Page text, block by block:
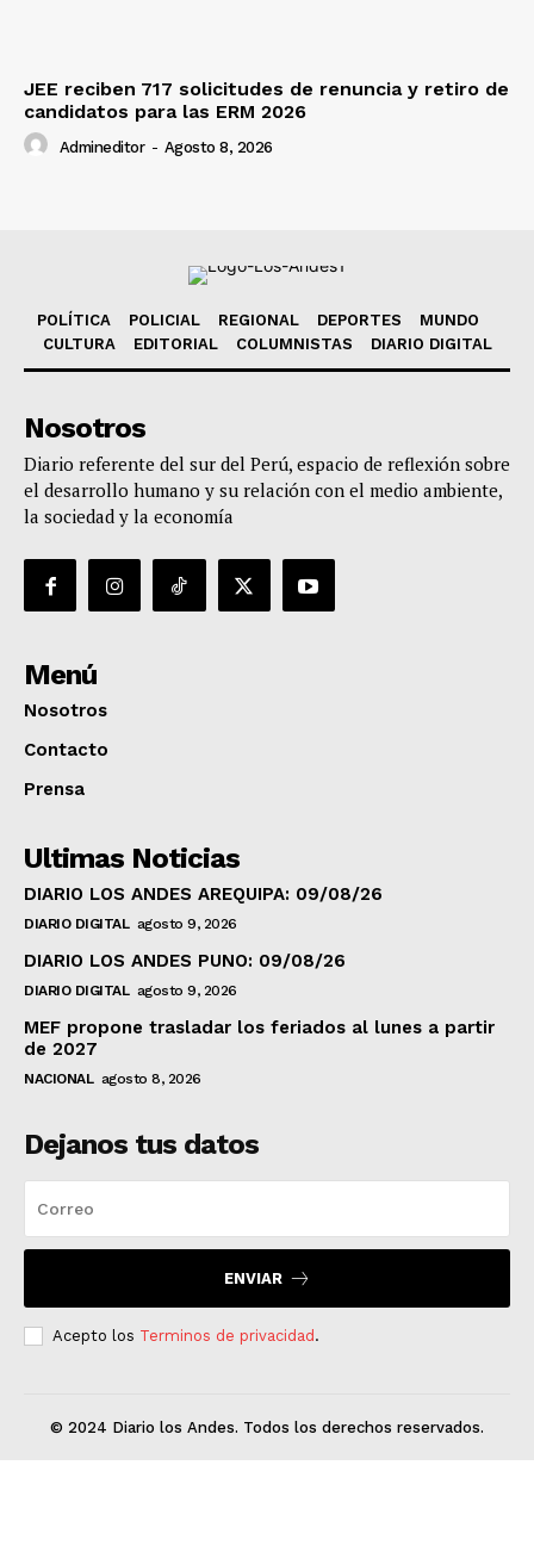
JEE reciben 717 solicitudes de renuncia y retiro de
candidatos para las ERM 2026
Admineditor - Agosto 8, 2026
POLÍTICA POLICIAL REGIONAL DEPORTES
MUNDO
CULTURA
EDITORIAL COLUMNISTAS DIARIO DIGITAL
Nosotros
Diario referente del sur del Perú, espacio de reflexión sobre
el desarrollo humano y su relación con el medio ambiente,
la sociedad y la economía
Menú
Nosotros
Contacto
Prensa
Ultimas Noticias
DIARIO LOS ANDES AREQUIPA: 09/08/26
DIARIO DIGITAL agosto 9, 2026
DIARIO LOS ANDES PUNO: 09/08/26
DIARIO DIGITAL agosto 9, 2026
MEF propone trasladar los feriados al lunes a partir
de 2027
NACIONAL agosto 8, 2026
Dejanos tus datos
ENVIAR
Acepto los Terminos de privacidad.
© 2024 Diario los Andes. Todos los derechos reservados.